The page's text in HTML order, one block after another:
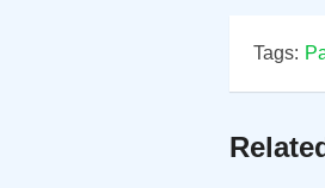
Tags: